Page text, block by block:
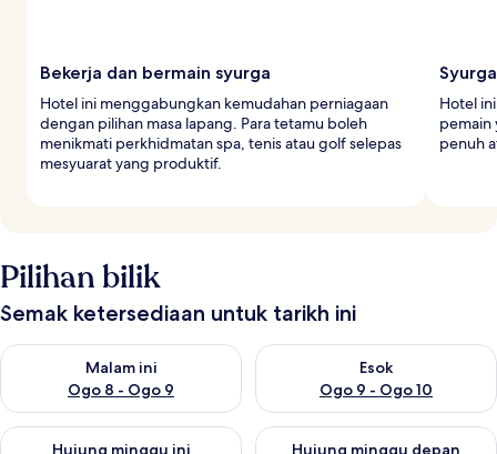
Bekerja dan bermain syurga
Hotel ini menggabungkan kemudahan perniagaan
dengan pilihan masa lapang. Para tetamu boleh
menikmati perkhidmatan spa, tenis atau golf selepas
mesyuarat yang produktif.
Hotel
pemain
penuh
Pilihan bilik
Semak ketersediaan untuk tarikh ini
Malam ini
Ogo 8 - Ogo 9
Semak ketersediaan untuk malam ini Ogo 8 - Ogo 9
Esok
Ogo 9 - Ogo 10
Semak ketersediaan untuk
Hujung minggu ini
Semak ketersediaan untuk hujung minggu ini Ogo 14 - Ogo 16
Hujung minggu depan
Semak ketersediaan untuk